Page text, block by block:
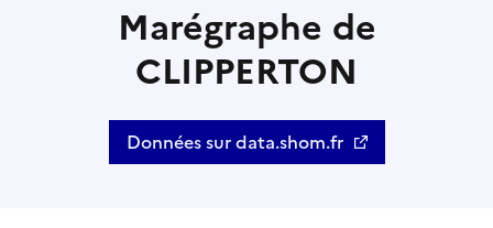
Marégraphe de
CLIPPERTON
Données sur data.shom.fr